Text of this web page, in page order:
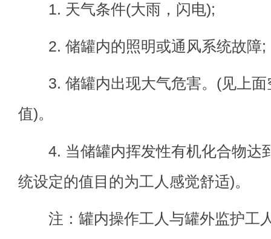
1. 天气条件(大雨，闪电);
2. 储罐内的照明或通风系统故障;
3. 储罐内出现大气危害。(见上面
值)。
4. 当储罐内挥发性有机化合物达
统设定的值目的为工人感觉舒适)。
注：罐内操作工人与罐外监护工